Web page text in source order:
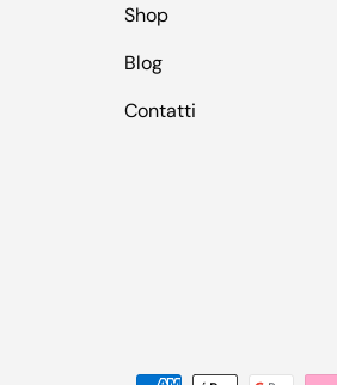
Shop
Blog
Contatti